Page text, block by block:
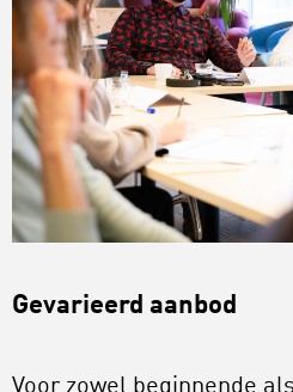
Gevarieerd aanbod
Voor zowel beginnende